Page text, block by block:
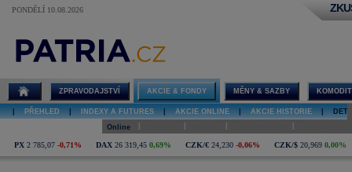
PONDĚLÍ 10.08.2026
HOCHTIEF
AG online
ZPRAVODAJSTVÍ AKCIE & FONDY MĚNY & SAZBY
PŘEHLED INDEXY A FUTURES AKCIE ONLINE AKCIE HISTORIE
Online
PX 2 785,07 -0,71% DAX 26 319,45 0,69% CZK/€ 24,230 -0,06% CZK/$ 20,969 0,00%